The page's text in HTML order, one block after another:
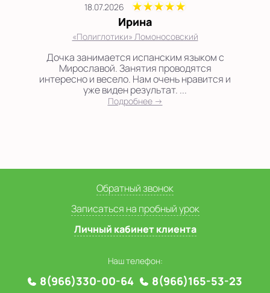
18.07.2026
Ирина
«Полиглотики» Ломоносовский
Дочка занимается испанским языком с
Мирославой. Занятия проводятся
интересно и весело. Нам очень нравится и
уже виден результат. ...
Подробнее →
Обратный звонок
Записаться на пробный урок
Личный кабинет клиента
Наш телефон:
8(966)330-00-64 8(966)165-53-23